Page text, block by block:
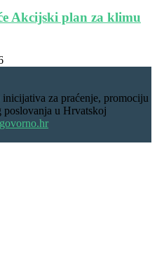
Akcijski plan za klimu
za praćenje, promociju
u Hrvatskoj